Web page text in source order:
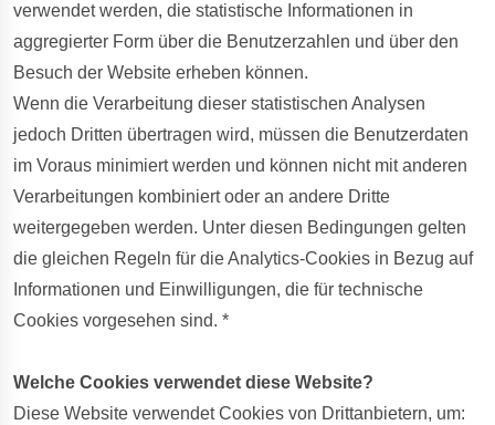
verwendet werden, die statistische Informationen in
aggregierter Form über die Benutzerzahlen und über den
Besuch der Website erheben können.
Wenn die Verarbeitung dieser statistischen Analysen
jedoch Dritten übertragen wird, müssen die Benutzerdaten
im Voraus minimiert werden und können nicht mit anderen
Verarbeitungen kombiniert oder an andere Dritte
weitergegeben werden. Unter diesen Bedingungen gelten
die gleichen Regeln für die Analytics-Cookies in Bezug auf
Informationen und Einwilligungen, die für technische
Cookies vorgesehen sind. *
Welche Cookies verwendet diese Website?
Diese Website verwendet Cookies von Drittanbietern, um: